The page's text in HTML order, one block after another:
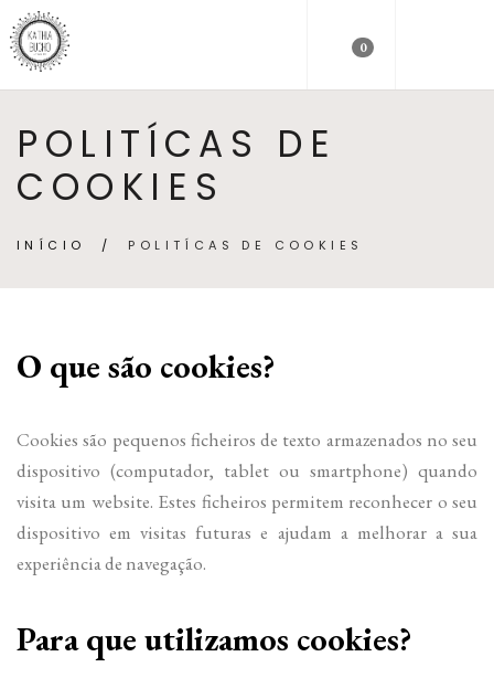
0
POLITÍCAS DE
COOKIES
INÍCIO / POLITÍCAS DE COOKIES
O que são cookies?
Cookies são pequenos ficheiros de texto armazenados no seu
dispositivo (computador, tablet ou smartphone) quando
visita um website. Estes ficheiros permitem reconhecer o seu
dispositivo em visitas futuras e ajudam a melhorar a sua
experiência de navegação.
Para que utilizamos cookies?